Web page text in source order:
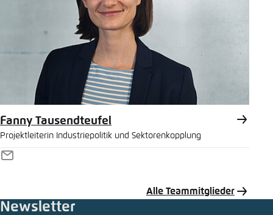
Fanny Tausendteufel
Projektleiterin Industriepolitik und Sektorenkopplung
E-
Alle Teammitglieder
Newsletter